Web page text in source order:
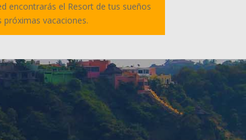
encontrarás el Resort de tus sueños
próximas vacaciones.